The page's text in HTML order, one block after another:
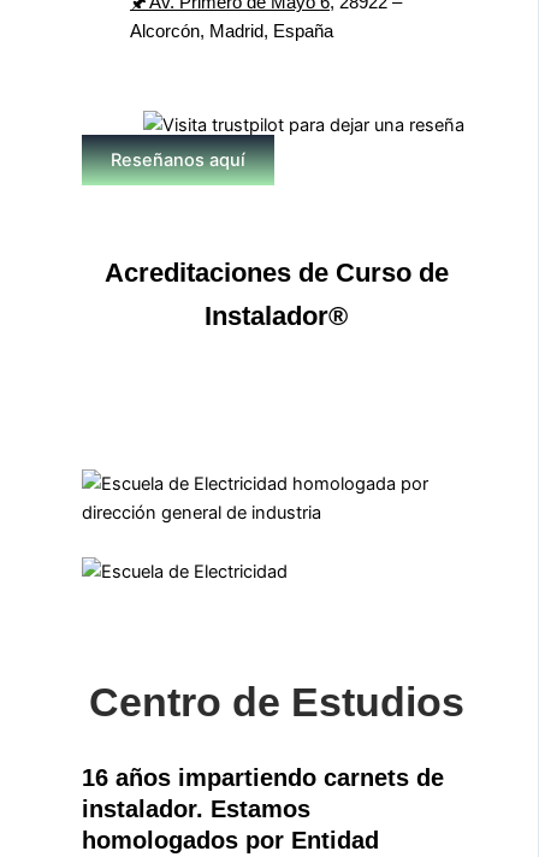
Alcorcón, Madrid, España
Reseñanos aquí
Acreditaciones de Curso de
Instalador®
Centro de Estudios
16 años impartiendo carnets de
instalador. Estamos
homologados por Entidad